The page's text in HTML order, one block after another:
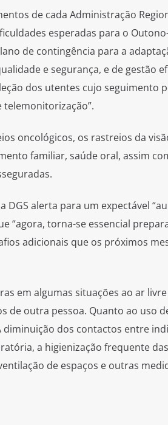
de cada Administração
esperadas para o
de contingência para a
e segurança, e de gestão
dos utentes cujo seguimento
oncológicos, os rastreios da
familiar, saúde oral, assim
DGS alerta para um expectável
“agora, torna-se essencial
adicionais que os próximos
em algumas situações ao ar
de outra pessoa. Quanto ao uso
dos contactos entre
a higienização frequente
de espaços e outras